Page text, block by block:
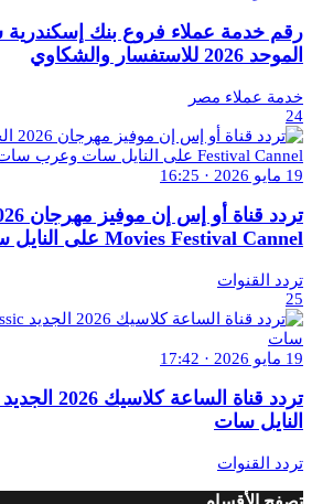
رقم خدمة عملاء فروع بنك
الموحد 2026 للاستفسار والشكاوي
خدمة عملاء مصر
24
19 مايو 2026 · 16:25
Movies Festival Cannel على النايل سات وعرب سات
تردد القنوات
25
19 مايو 2026 · 17:42
النايل سات
تردد القنوات